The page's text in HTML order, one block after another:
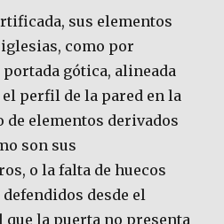
sus elementos
como por
gótica, alineada
perfil de la pared en la
de elementos derivados
son sus
o la falta de huecos
desde el
la puerta no presenta